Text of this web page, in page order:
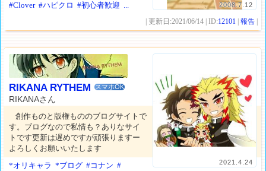
2008.7.12
#Clover #ハピクロ #初心者歓迎 ...
| 更新日:2021/06/14 | ID:12101 |報告
2021.4.24
RIKANA RYTHEM スマホOK
RIKANAさん
創作ものと版権もののブログサイトで
す。ブログなので私情も？ありなサイ
トです更新は遅めですが頑張りますー
よろしくお願いいたします
*オリキャラ *ブログ #コナン #